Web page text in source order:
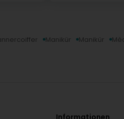
Manikür Manikür
Informationen